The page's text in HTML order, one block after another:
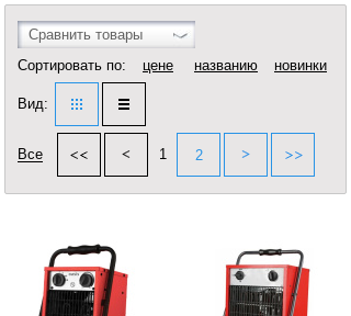
Сравнить товары
Сортировать по:
цене названию новинки
Вид:
Все 1 2